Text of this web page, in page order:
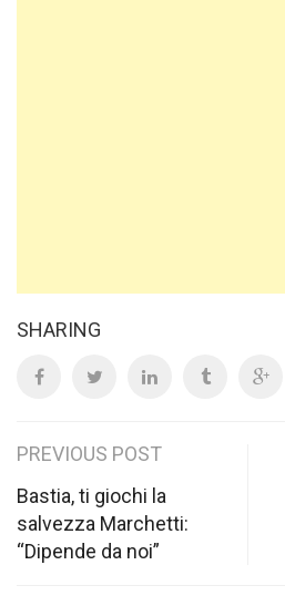
SHARING
Post
navigation
PREVIOUS POST
Bastia, ti giochi la
salvezza Marchetti:
“Dipende da noi”